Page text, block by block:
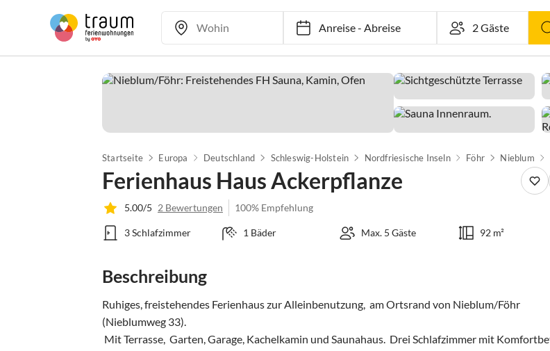
Anreise-Abreise
Startseite Europa Deutschland Schleswig-Holstein Nordfriesische Inseln Föhr Nieblum
Ferienhaus Haus Ackerpflanze
5.00/5 2 Bewertungen 100% Empfehlung
3 Schlafzimmer 1 Bäder Max. 5 Gäste 92 m²
Beschreibung
Ruhiges, freistehendes Ferienhaus zur Alleinbenutzung,  am Ortsrand von Nieblum/Föhr
(Nieblumweg 33).